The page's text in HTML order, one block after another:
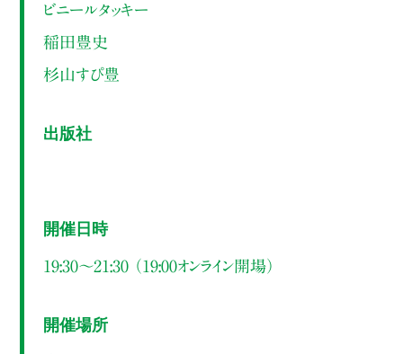
ビニールタッキー
稲田豊史
杉山すぴ豊
出版社
開催日時
19:30～21:30 （19:00オンライン開場）
開催場所